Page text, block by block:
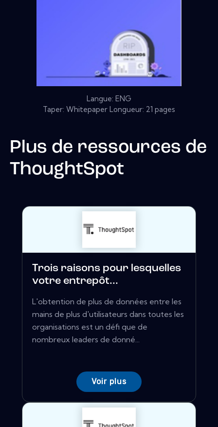
Langue: ENG
Taper: Whitepaper Longueur: 21 pages
Plus de ressources de
ThoughtSpot
Trois raisons pour lesquelles
votre entrepôt...
L'obtention de plus de données entre les
mains de plus d'utilisateurs dans toutes les
organisations est un défi que de
nombreux leaders de donné...
Voir plus